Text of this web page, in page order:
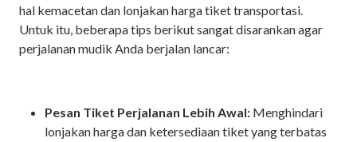
hal kemacetan dan lonjakan harga tiket transportasi.
Untuk itu, beberapa tips berikut sangat disarankan agar
perjalanan mudik Anda berjalan lancar:
Pesan Tiket Perjalanan Lebih Awal: Menghindari
lonjakan harga dan ketersediaan tiket yang terbatas